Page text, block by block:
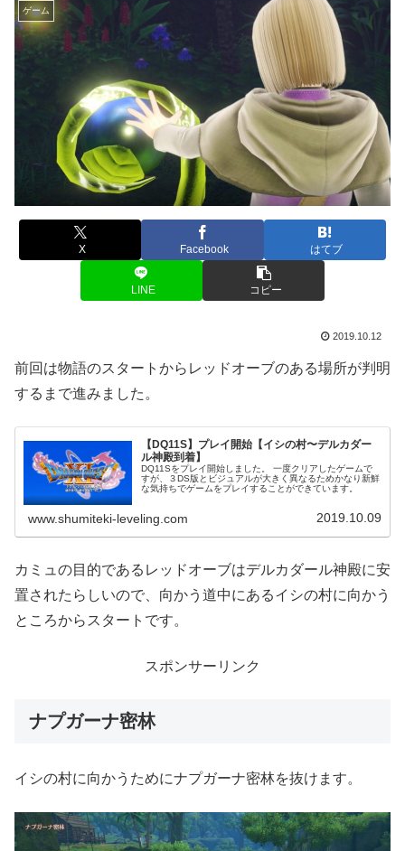
ゲーム
X Facebook はてブ
LINE コピー
2019.10.12
前回は物語のスタートからレッドオーブのある場所が判明
するまで進みました。
【DQ11S】プレイ開始【イシの村〜デルカダー
ル神殿到着】
DQ11Sをプレイ開始しました。 一度クリアしたゲームで
すが、３DS版とビジュアルが大きく異なるためかなり新鮮
な気持ちでゲームをプレイすることができています。
www.shumiteki-leveling.com 2019.10.09
カミュの目的であるレッドオーブはデルカダール神殿に安
置されたらしいので、向かう道中にあるイシの村に向かう
ところからスタートです。
スポンサーリンク
ナプガーナ密林
イシの村に向かうためにナプガーナ密林を抜けます。